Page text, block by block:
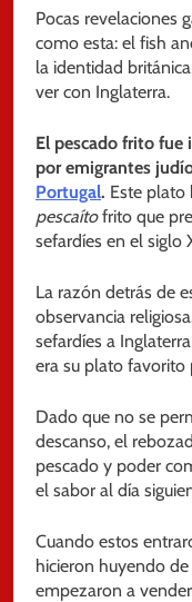
Pocas revelaciones
como esta: el fish
la identidad
ver con Inglaterra.
El pescado frito fue
por emigrantes
Portugal. Este plato
pescaítofrito que
sefardíes en el siglo
La razón detrás de
observancia
sefardíes a
era su plato favorito
Dado que no se
descanso, el
pescado y poder
el sabor al día
Cuando estos
hicieron huyendo
empezaron a